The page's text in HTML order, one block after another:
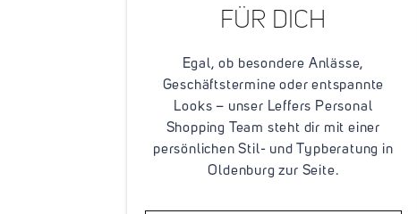
FÜR DICH
Egal, ob besondere Anlässe,
Geschäftstermine oder entspannte
Looks – unser Leffers Personal
Shopping Team steht dir mit einer
persönlichen Stil- und Typberatung in
Oldenburg zur Seite.